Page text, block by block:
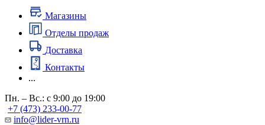
Магазины
Отделы продаж
Доставка
Контакты
...
Пн. – Вс.: с 9:00 до 19:00
+7 (473) 233-00-77
info@lider-vrn.ru